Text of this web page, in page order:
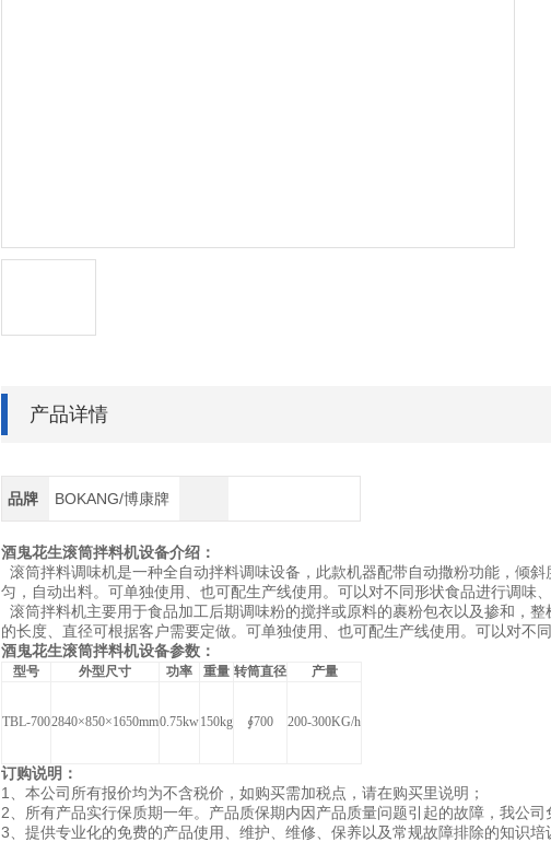
产品详情
品牌 BOKANG/博康牌
酒鬼花生滚筒拌料机设备介绍：
滚筒拌料调味机是一种全自动拌料调味设备，此款机器配带自动撒粉功能，倾
匀，自动出料。可单独使用、也可配生产线使用。可以对不同形状食品进行调味、
滚筒拌料机主要用于食品加工后期调味粉的搅拌或原料的裹粉包衣以及掺和，
的长度、直径可根据客户需要定做。可单独使用、也可配生产线使用。可以对不
酒鬼花生滚筒拌料机设备参数：
型号 外型尺寸 功率 重量 转筒直径 产量
TBL-7002840×850×1650mm0.75kw150kg ∮700 200-300KG/h
订购说明：
1
、本公司所有报价均为不含税价，如购买需加税点，请在购买里说明；
2 、所有产品实行保质期一年。产品质保期内因产品质量问题引起的故障，我公
3 、提供专业化的免费的产品使用、维护、维修、保养以及常规故障排除的知识